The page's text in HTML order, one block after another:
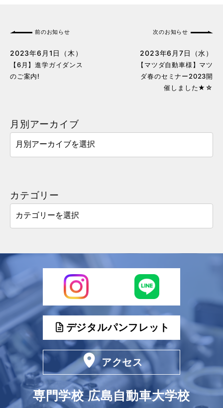
前のお知らせ
2023年6月1日（木）
【6月】進学ガイダンス
のご案内!
次のお知らせ
2023年6月7日（水）
【マツダ自動車様】マツ
ダ春のセミナー2023開
催しました★☆
月別アーカイブ
カテゴリー
デジタルパンフレット
アクセス
専門学校 広島自動車大学校